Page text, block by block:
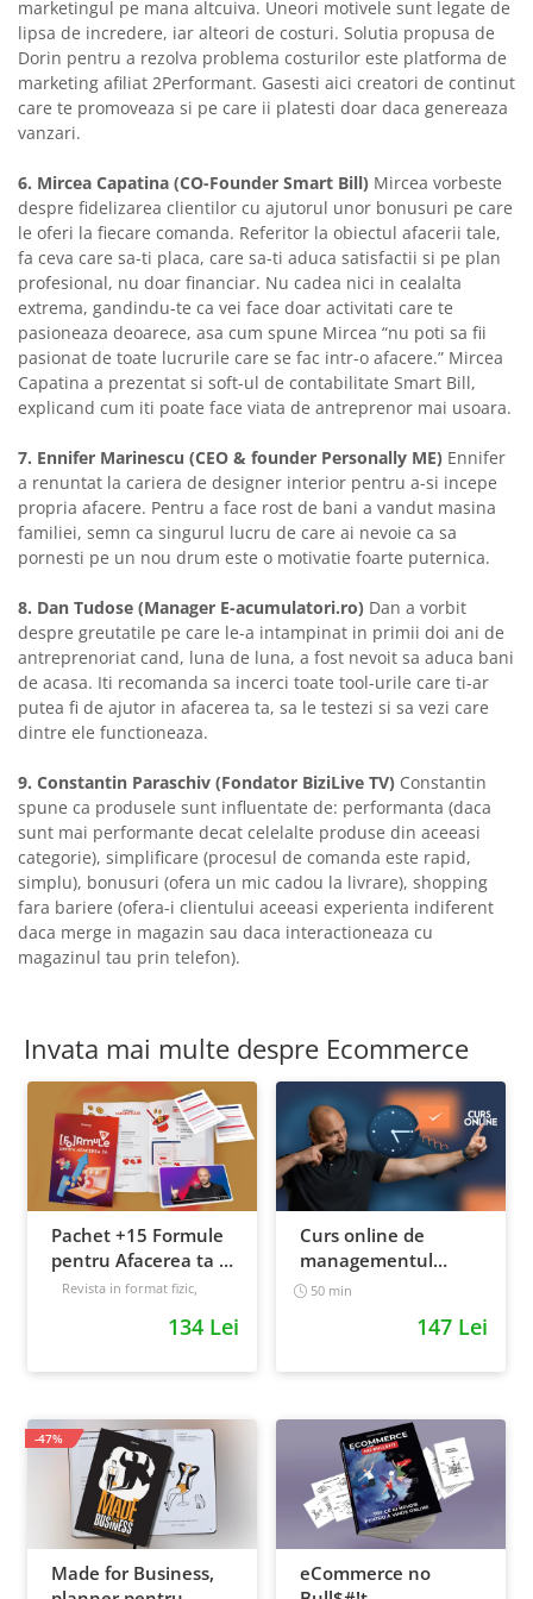
marketingul pe mana altcuiva. Uneori motivele sunt legate de
lipsa de incredere, iar alteori de costuri. Solutia propusa de
Dorin pentru a rezolva problema costurilor este platforma de
marketing afiliat 2Performant. Gasesti aici creatori de continut
care te promoveaza si pe care ii platesti doar daca genereaza
vanzari.
6. Mircea Capatina (CO-Founder Smart Bill) Mircea vorbeste
despre fidelizarea clientilor cu ajutorul unor bonusuri pe care
le oferi la fiecare comanda. Referitor la obiectul afacerii tale,
fa ceva care sa-ti placa, care sa-ti aduca satisfactii si pe plan
profesional, nu doar financiar. Nu cadea nici in cealalta
extrema, gandindu-te ca vei face doar activitati care te
pasioneaza deoarece, asa cum spune Mircea “nu poti sa fii
pasionat de toate lucrurile care se fac intr-o afacere.” Mircea
Capatina a prezentat si soft-ul de contabilitate Smart Bill,
explicand cum iti poate face viata de antreprenor mai usoara.
7. Ennifer Marinescu (CEO & founder Personally ME) Ennifer
a renuntat la cariera de designer interior pentru a-si incepe
propria afacere. Pentru a face rost de bani a vandut masina
familiei, semn ca singurul lucru de care ai nevoie ca sa
pornesti pe un nou drum este o motivatie foarte puternica.
8. Dan Tudose (Manager E-acumulatori.ro) Dan a vorbit
despre greutatile pe care le-a intampinat in primii doi ani de
antreprenoriat cand, luna de luna, a fost nevoit sa aduca bani
de acasa. Iti recomanda sa incerci toate tool-urile care ti-ar
putea fi de ajutor in afacerea ta, sa le testezi si sa vezi care
dintre ele functioneaza.
9. Constantin Paraschiv (Fondator BiziLive TV) Constantin
spune ca produsele sunt influentate de: performanta (daca
sunt mai performante decat celelalte produse din aceeasi
categorie), simplificare (procesul de comanda este rapid,
simplu), bonusuri (ofera un mic cadou la livrare), shopping
fara bariere (ofera-i clientului aceeasi experienta indiferent
daca merge in magazin sau daca interactioneaza cu
magazinul tau prin telefon).
Invata mai multe despre Ecommerce
Pachet +15 Formule
pentru Afacerea ta +
Prompt-uri dedicate
Revista in format fizic,
134 Lei
Curs online de
managementul
timpului: cum sa
50 min
147 Lei
Made for Business,
-47%
eCommerce no